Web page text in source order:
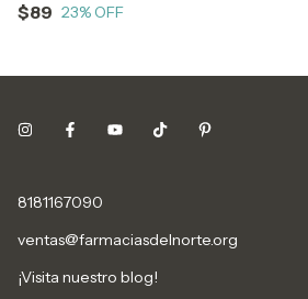
$89 23% OFF
8181167090
ventas@farmaciasdelnorte.org
¡Visita nuestro blog!